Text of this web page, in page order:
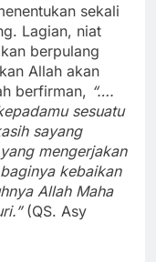
sekali
Lagian, niat
berpulang
Allah akan
berfirman, “….
sesuatu
sayang
mengerjakan
kebaikan
Allah Maha
(QS. Asy